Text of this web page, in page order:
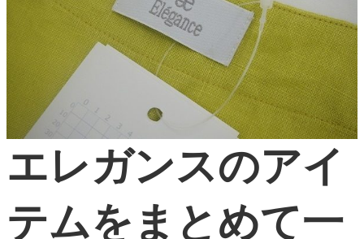
エレガンスのアイ
テムをまとめて一